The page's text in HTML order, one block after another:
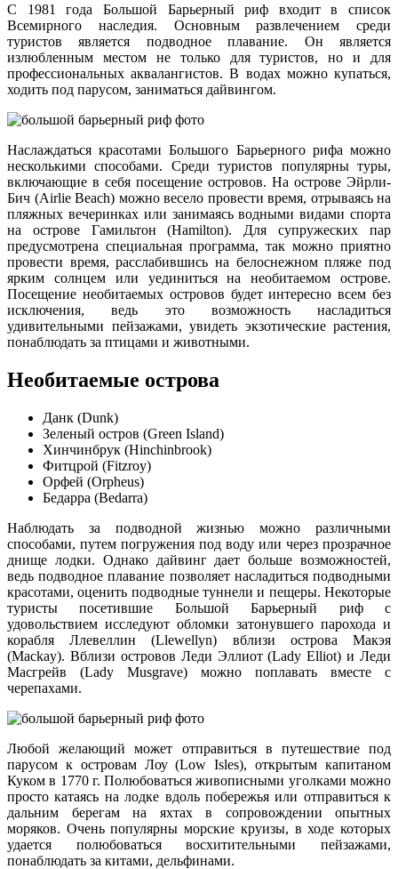
С 1981 года Большой Барьерный риф входит в список
Всемирного наследия. Основным развлечением среди
туристов является подводное плавание. Он является
излюбленным местом не только для туристов, но и для
профессиональных аквалангистов. В водах можно купаться,
ходить под парусом, заниматься дайвингом.
Наслаждаться красотами Большого Барьерного рифа можно
несколькими способами. Среди туристов популярны туры,
включающие в себя посещение островов. На острове Эйрли-
Бич (Airlie Beach) можно весело провести время, отрываясь на
пляжных вечеринках или занимаясь водными видами спорта
на острове Гамильтон (Hamilton). Для супружеских пар
предусмотрена специальная программа, так можно приятно
провести время, расслабившись на белоснежном пляже под
ярким солнцем или уединиться на необитаемом острове.
Посещение необитаемых островов будет интересно всем без
исключения, ведь это возможность насладиться
удивительными пейзажами, увидеть экзотические растения,
понаблюдать за птицами и животными.
Необитаемые острова
Данк (Dunk)
Зеленый остров (Green Island)
Хинчинбрук (Hinchinbrook)
Фитцрой (Fitzroy)
Орфей (Orpheus)
Бедарра (Bedarra)
Наблюдать за подводной жизнью можно различными
способами, путем погружения под воду или через прозрачное
днище лодки. Однако дайвинг дает больше возможностей,
ведь подводное плавание позволяет насладиться подводными
красотами, оценить подводные туннели и пещеры. Некоторые
туристы посетившие Большой Барьерный риф с
удовольствием исследуют обломки затонувшего парохода и
корабля Ллевеллин (Llewellyn) вблизи острова Макэя
(Mackay). Вблизи островов Леди Эллиот (Lady Elliot) и Леди
Масгрейв (Lady Musgrave) можно поплавать вместе с
черепахами.
Любой желающий может отправиться в путешествие под
парусом к островам Лоу (Low Isles), открытым капитаном
Куком в 1770 г. Полюбоваться живописными уголками можно
просто катаясь на лодке вдоль побережья или отправиться к
дальним берегам на яхтах в сопровождении опытных
моряков. Очень популярны морские круизы, в ходе которых
удается полюбоваться восхитительными пейзажами,
понаблюдать за китами, дельфинами.